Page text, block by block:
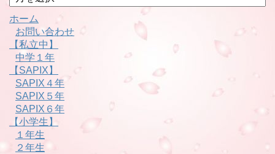
別
ホーム
お問い合わせ
【私立中】
中学１年
【SAPIX】
SAPIX４年
SAPIX５年
SAPIX６年
【小学生】
１年生
２年生